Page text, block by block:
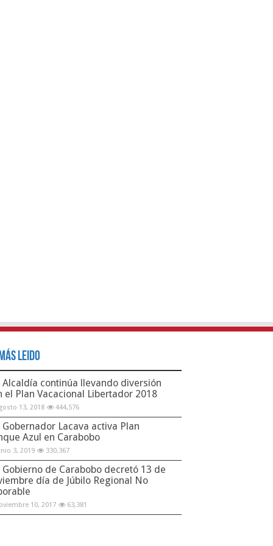
Leido
Alcaldía continúa llevando diversión
el Plan Vacacional Libertador 2018
13, 2018 444,576
Gobernador Lacava activa Plan
Azul en Carabobo
3, 2019 330,367
Gobierno de Carabobo decretó 13 de
día de Júbilo Regional No
10, 2017 63,381